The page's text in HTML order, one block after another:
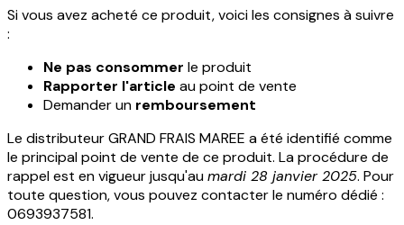
Si vous avez acheté ce produit, voici les consignes à suivre
:
Ne pas consommer le produit
Rapporter l'article au point de vente
Demander un remboursement
Le distributeur GRAND FRAIS MAREE a été identifié comme
le principal point de vente de ce produit. La procédure de
rappel est en vigueur jusqu'aumardi 28 janvier 2025. Pour
toute question, vous pouvez contacter le numéro dédié :
0693937581.